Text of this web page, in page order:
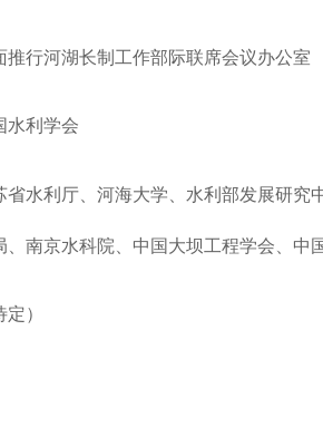
行河湖长制工作部际联席会议办公室
利学会
利厅、河海大学、水利部发展研究
、南京水科院、中国大坝工程学会、中
）